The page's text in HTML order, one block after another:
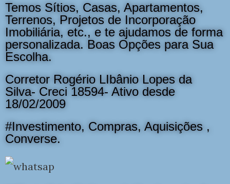
Temos Sítios, Casas, Apartamentos,
Terrenos, Projetos de Incorporação
Imobiliária, etc., e te ajudamos de forma
personalizada. Boas Opções para Sua
Escolha.
Corretor Rogério LIbânio Lopes da
Silva- Creci 18594- Ativo desde
18/02/2009
#Investimento, Compras, Aquisições ,
Converse.